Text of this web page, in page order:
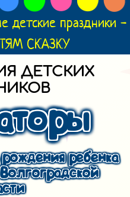
детские праздники -
СКАЗКУ
ДЕТСКИХ
ребенка